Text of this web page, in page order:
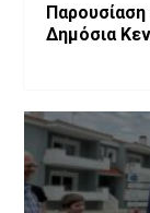
Δημόσια